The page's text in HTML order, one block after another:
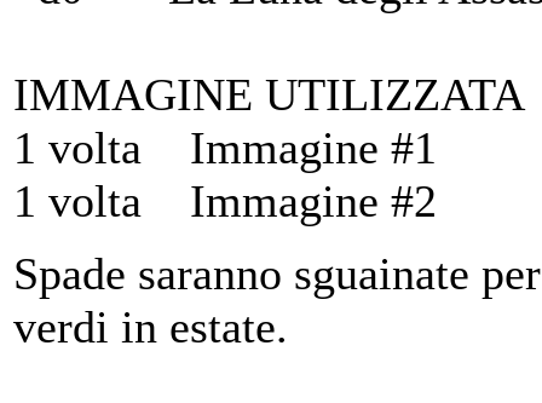
IMMAGINE UTILIZZATA
1 volta Immagine #1
1 volta Immagine #2
Spade saranno sguainate
verdi in estate.